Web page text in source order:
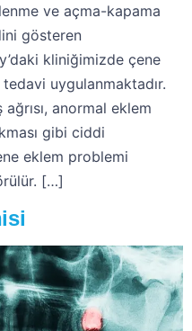
ve açma-kapama
gösteren
kliniğimizde çene
uygulanmaktadır.
anormal eklem
gibi ciddi
eklem problemi
[…]